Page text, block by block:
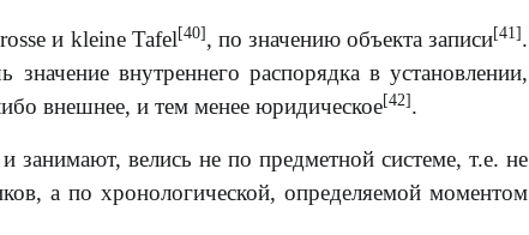
и kleine Tafel [40] , по значению объекта записи[41] .
внутреннего распорядка в установлении,
внешнее, и тем менее юридическое[42] .
велись не по предметной системе, т.е. не
а по хронологической, определяемой моментом